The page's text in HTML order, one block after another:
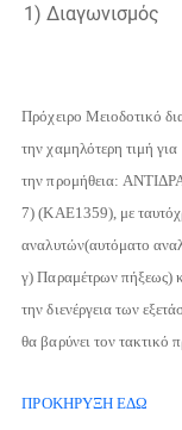
1) Διαγωνισμός
Πρόχειρο Μειοδοτικό
την χαμηλότερη τιμή για
την προμήθεια:
7) (ΚΑΕ1359), με
αναλυτών(αυτόματο
γ) Παραμέτρων πήξεως)
την διενέργεια των
θα βαρύνει τον
ΠΡΟΚΗΡΥΞΗ ΕΔΩ